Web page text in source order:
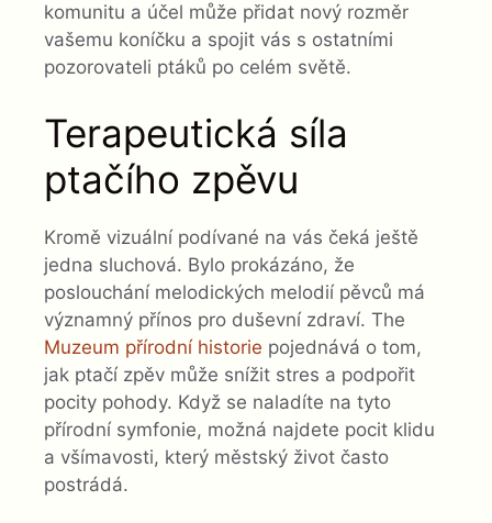
komunitu a účel může přidat nový rozměr
vašemu koníčku a spojit vás s ostatními
pozorovateli ptáků po celém světě.
Terapeutická síla
ptačího zpěvu
Kromě vizuální podívané na vás čeká ještě
jedna sluchová. Bylo prokázáno, že
poslouchání melodických melodií pěvců má
významný přínos pro duševní zdraví. The
Muzeum přírodní historie pojednává o tom,
jak ptačí zpěv může snížit stres a podpořit
pocity pohody. Když se naladíte na tyto
přírodní symfonie, možná najdete pocit klidu
a všímavosti, který městský život často
postrádá.